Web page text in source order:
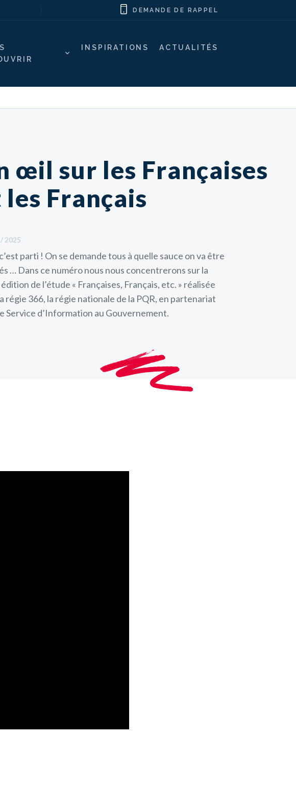
INSPIRATIONS ACTUALITÉS
DEMANDE DE RAPPEL
œil sur les Françaises
les Français
2025
parti ! On se demande tous à quelle sauce on va être
… Dans ce numéro nous nous concentrerons sur la
de l’étude « Françaises, Français, etc. » réalisée
régie 366, la régie nationale de la PQR, en partenariat
Service d’Information au Gouvernement.